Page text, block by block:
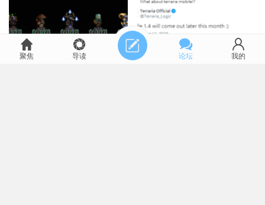
190861 2020-10-13 9709
聚焦 导读 论坛 我的